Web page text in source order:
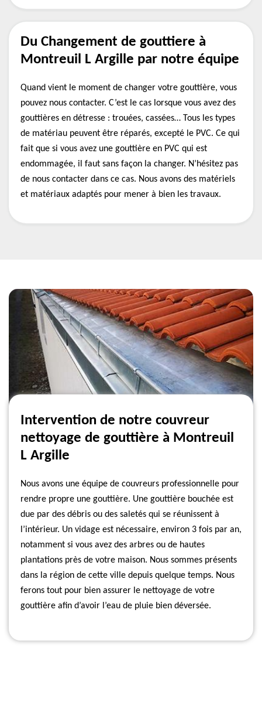
Du Changement de gouttiere à
Montreuil L Argille par notre équipe
Quand vient le moment de changer votre gouttière, vous
pouvez nous contacter. C’est le cas lorsque vous avez des
gouttières en détresse : trouées, cassées… Tous les types
de matériau peuvent être réparés, excepté le PVC. Ce qui
fait que si vous avez une gouttière en PVC qui est
endommagée, il faut sans façon la changer. N’hésitez pas
de nous contacter dans ce cas. Nous avons des matériels
et matériaux adaptés pour mener à bien les travaux.
Intervention de notre couvreur
nettoyage de gouttière à Montreuil
L Argille
Nous avons une équipe de couvreurs professionnelle pour
rendre propre une gouttière. Une gouttière bouchée est
due par des débris ou des saletés qui se réunissent à
l’intérieur. Un vidage est nécessaire, environ 3 fois par an,
notamment si vous avez des arbres ou de hautes
plantations près de votre maison. Nous sommes présents
dans la région de cette ville depuis quelque temps. Nous
ferons tout pour bien assurer le nettoyage de votre
gouttière afin d’avoir l’eau de pluie bien déversée.